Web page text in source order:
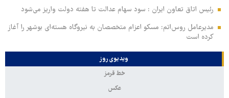
رئیس اتاق تعاون ایران : سود سهام عدالت تا هفته دولت واریز می‌شود
مدیرعامل روس‌اتم: مسکو اعزام متخصصان به نیروگاه هسته‌ای بوشهر را آغاز
کرده‌ است
ویدیوی روز
خط قرمز
عکس